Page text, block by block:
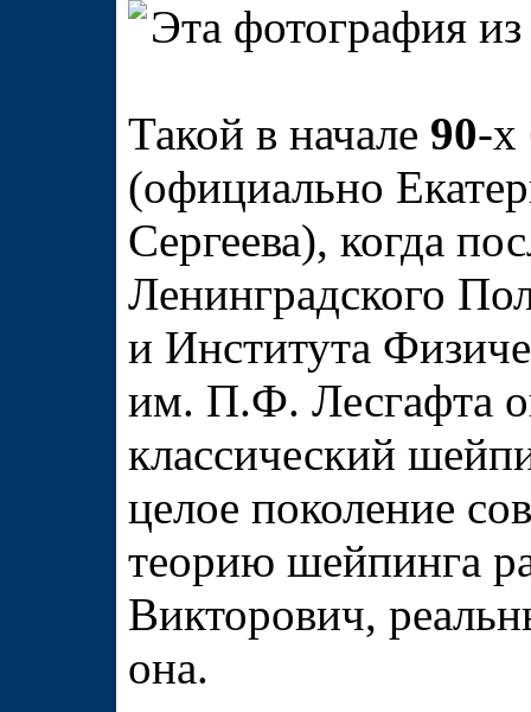
Эта фотография
Такой в начале 90-х
(официально
Сергеева), когда
Ленинградского
и Института
им. П.Ф. Лесгафта
классический
целое поколение
теорию шейпинга
Викторович,
она.